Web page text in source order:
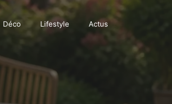
Déco Lifestyle Actus